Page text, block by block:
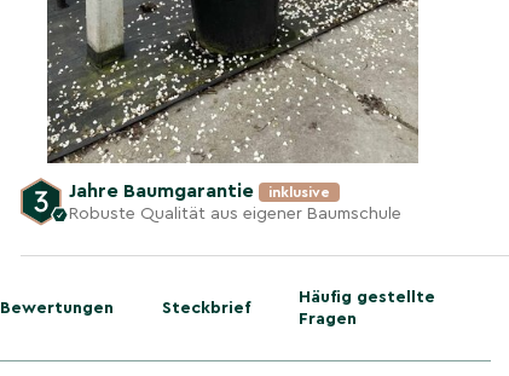
Jahre Baumgarantie inklusive
Robuste Qualität aus eigener Baumschule
Bewertungen Steckbrief
Häufig gestellte
Fragen